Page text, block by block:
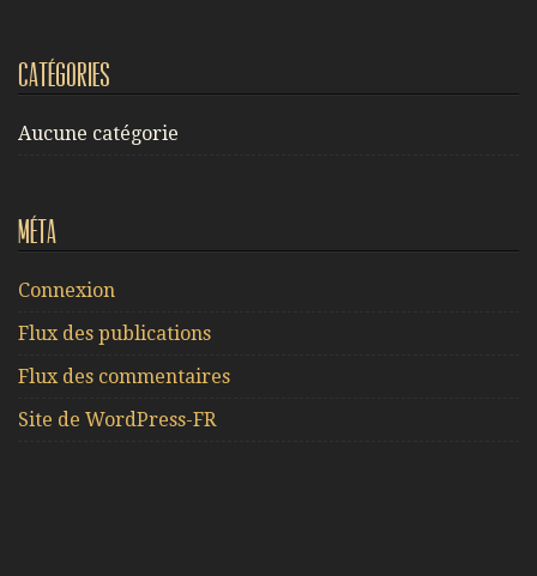
Catégories
Aucune catégorie
Méta
Connexion
Flux des publications
Flux des commentaires
Site de WordPress-FR